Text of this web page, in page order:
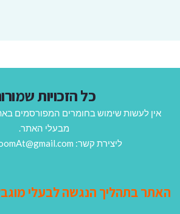
כל הזכויות
אין לעשות שימוש בחומרים המפורסמים
מבעלי האתר.
ליצירת קשר: Avihai.ZoomAt@gmail.com
האתר בתהליך הנגשה לבעלי